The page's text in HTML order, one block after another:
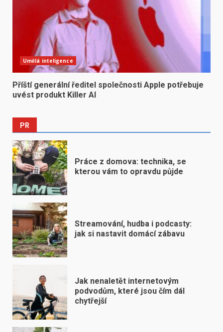
Umělá inteligence
Příští generální ředitel společnosti Apple potřebuje
uvést produkt Killer AI
PR
Práce z domova: technika, se
kterou vám to opravdu půjde
Streamování, hudba i podcasty:
jak si nastavit domácí zábavu
Jak nenaletět internetovým
podvodům, které jsou čím dál
chytřejší